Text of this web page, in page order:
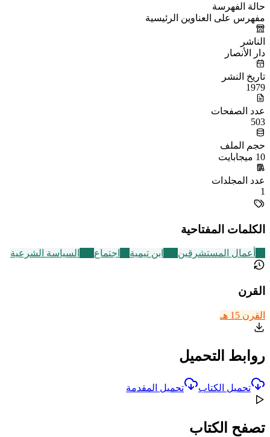
حالة الفهرسة
مفهرس على العناوين الرئيسية
الناشر
دار الأنصار
تاريخ النشر
1979
عدد الصفحات
503
حجم الملف
10 ميجابايت
عدد المجلدات
1
الكلمات المفتاحية
أعمال المستشرقين ابن تيمية اجتماع السياسة الشرعية
القرن
القرن 15 هـ
روابط التحميل
تحميل الكتاب تحميل المقدمة
تصفح الكتاب